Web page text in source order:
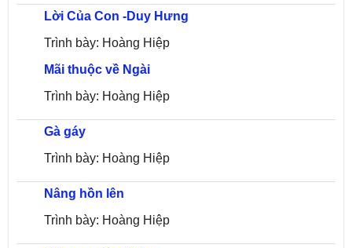
Lời Của Con -Duy Hưng
Trình bày: Hoàng Hiệp
Mãi thuộc về Ngài
Trình bày: Hoàng Hiệp
Gà gáy
Trình bày: Hoàng Hiệp
Nâng hồn lên
Trình bày: Hoàng Hiệp